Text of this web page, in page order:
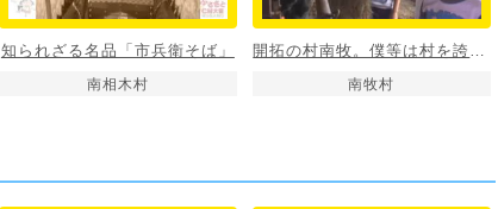
知られざる名品「市兵衛そば」
南相木村 南牧村